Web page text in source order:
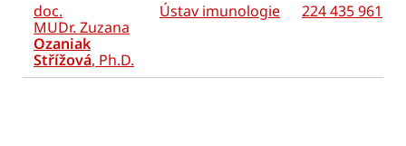
doc.
MUDr. Zuzana
Ozaniak
Střížová, Ph.D.
Ústav imunologie 224 435 961